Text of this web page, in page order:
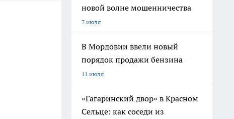
новой волне мошенничества
7 июля
В Мордовии ввели новый
порядок продажи бензина
11 июля
«Гагаринский двор» в Красном
Сельце: как соседи из